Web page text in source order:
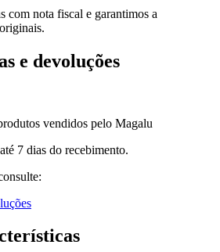
com nota fiscal e garantimos a
e devoluções
vendidos pelo Magalu
7 dias do recebimento.